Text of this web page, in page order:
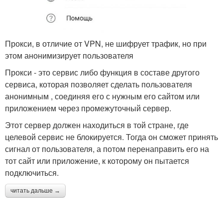
Прокси, в отличие от VPN, не шифрует трафик, но при
этом анонимизирует пользователя
Прокси - это сервис либо функция в составе другого
сервиса, которая позволяет сделать пользователя
анонимным , соединяя его с нужным его сайтом или
приложением через промежуточный сервер.
Этот сервер должен находиться в той стране, где
целевой сервис не блокируется. Тогда он сможет принять
сигнал от пользователя, а потом перенаправить его на
тот сайт или приложение, к которому он пытается
подключиться.
читать дальше →